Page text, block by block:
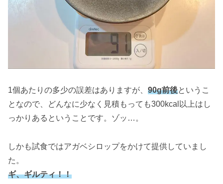
1個あたりの多少の誤差はありますが、 90g前後というこ
となので、どんなに少なく見積もっても300kcal以上はし
っかりあるということです。ゾッ…。
しかも試食ではアガベシロップをかけて提供していまし
た。
ギ、ギルティ！！